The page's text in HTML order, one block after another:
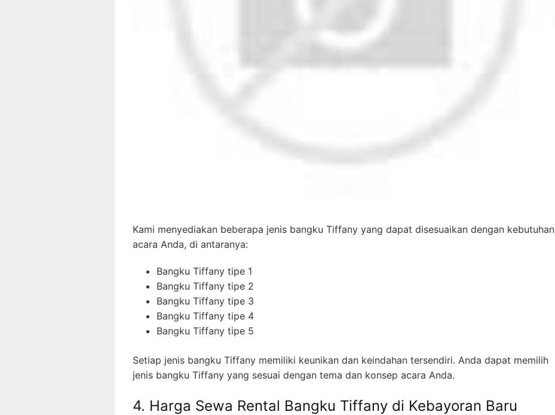
Kami menyediakan beberapa jenis bangku Tiffany yang dapat disesuaikan dengan kebutuhan
acara Anda, di antaranya:
Bangku Tiffany tipe 1
Bangku Tiffany tipe 2
Bangku Tiffany tipe 3
Bangku Tiffany tipe 4
Bangku Tiffany tipe 5
Setiap jenis bangku Tiffany memiliki keunikan dan keindahan tersendiri. Anda dapat memilih
jenis bangku Tiffany yang sesuai dengan tema dan konsep acara Anda.
4. Harga Sewa Rental Bangku Tiffany di Kebayoran Baru